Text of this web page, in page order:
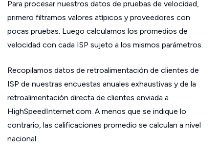
Para procesar nuestros datos de pruebas de velocidad,
primero filtramos valores atípicos y proveedores con
pocas pruebas. Luego calculamos los promedios de
velocidad con cada ISP sujeto a los mismos parámetros.
Recopilamos datos de retroalimentación de clientes de
ISP de nuestras encuestas anuales exhaustivas y de la
retroalimentación directa de clientes enviada a
HighSpeedInternet.com. A menos que se indique lo
contrario, las calificaciones promedio se calculan a nivel
nacional.